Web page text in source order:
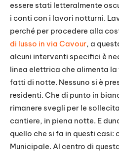
essere stati letteralmente
i conti con i lavori notturni.
perché per procedere alla
di lusso in via Cavour, a
alcuni interventi specifici è
linea elettrica che alimenta la
fatti di notte. Nessuno si è
residenti. Che di punto in
rimanere svegli per le
cantiere, in piena notte. E
quello che si fa in questi casi:
Municipale. Al centro di